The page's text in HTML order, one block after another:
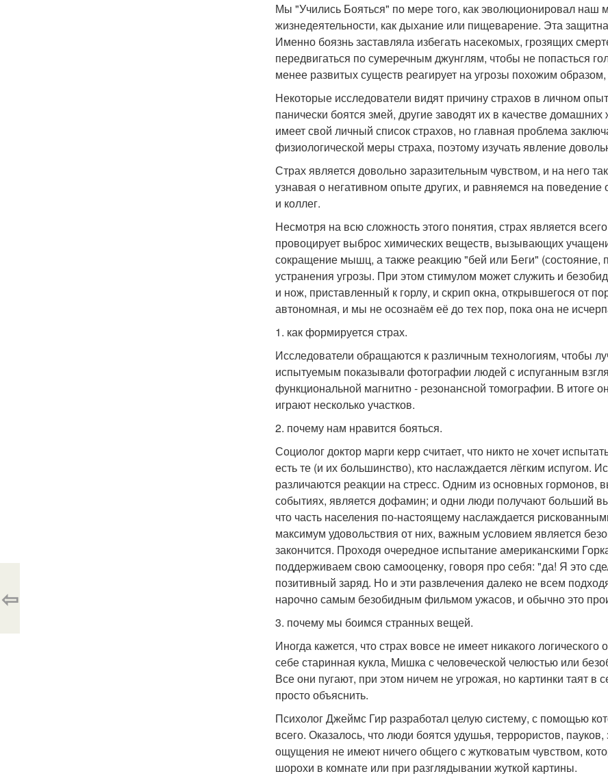
Мы "Учились Бояться" по мере того, как эволюционировал наш
жизнедеятельности, как дыхание или пищеварение. Эта
Именно боязнь заставляла избегать насекомых, грозящих
передвигаться по сумеречным джунглям, чтобы не попасться
менее развитых существ реагирует на угрозы похожим
Некоторые исследователи видят причину страхов в личном
панически боятся змей, другие заводят их в качестве
имеет свой личный список страхов, но главная проблема
физиологической меры страха, поэтому изучать явление
Страх является довольно заразительным чувством, и на него
узнавая о негативном опыте других, и равняемся на
и коллег.
Несмотря на всю сложность этого понятия, страх является
провоцирует выброс химических веществ, вызывающих
сокращение мышц, а также реакцию "бей или Беги" (состояние,
устранения угрозы. При этом стимулом может служить и
и нож, приставленный к горлу, и скрип окна, открывшегося от
автономная, и мы не осознаём её до тех пор, пока она не
1. как формируется страх.
Исследователи обращаются к различным технологиям, чтобы
испытуемым показывали фотографии людей с испуганным
функциональной магнитно - резонансной томографии. В итоге
играют несколько участков.
2. почему нам нравится бояться.
Социолог доктор марги керр считает, что никто не хочет
есть те (и их большинство), кто наслаждается лёгким испугом.
различаются реакции на стресс. Одним из основных
событиях, является дофамин; и одни люди получают больший
что часть населения по-настоящему наслаждается
максимум удовольствия от них, важным условием является
закончится. Проходя очередное испытание американскими
поддерживаем свою самооценку, говоря про себя: "да! Я это
позитивный заряд. Но и эти развлечения далеко не всем
нарочно самым безобидным фильмом ужасов, и обычно это
3. почему мы боимся странных вещей.
Иногда кажется, что страх вовсе не имеет никакого
себе старинная кукла, Мишка с человеческой челюстью или
Все они пугают, при этом ничем не угрожая, но картинки таят в
просто объяснить.
Психолог Джеймс Гир разработал целую систему, с помощью
всего. Оказалось, что люди боятся удушья, террористов,
ощущения не имеют ничего общего с жутковатым чувством,
шорохи в комнате или при разглядывании жуткой картины.
⇦